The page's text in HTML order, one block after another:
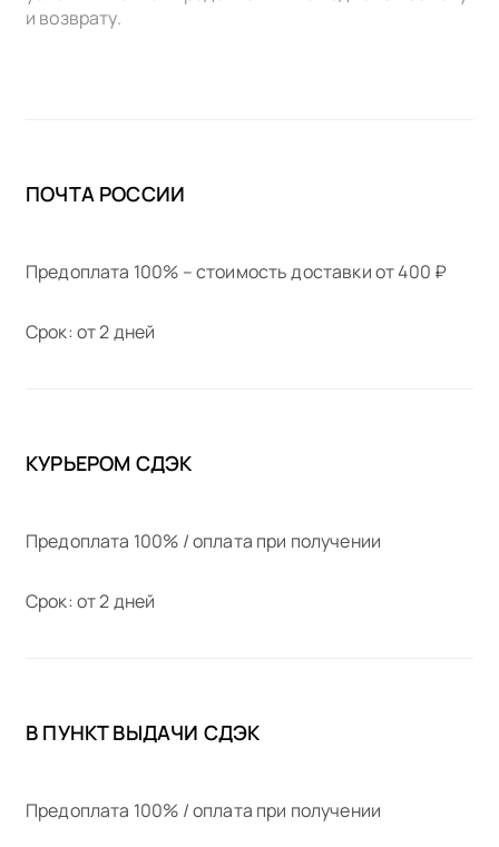
и возврату.
ПОЧТА РОССИИ
Предоплата 100% – стоимость доставки от 400 ₽
Срок: от 2 дней
КУРЬЕРОМ СДЭК
Предоплата 100% / оплата при получении
Срок: от 2 дней
В ПУНКТ ВЫДАЧИ СДЭК
Предоплата 100% / оплата при получении